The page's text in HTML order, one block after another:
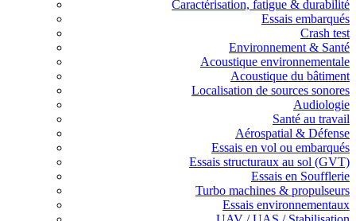
Caractérisation, fatigue & durabilité
Essais embarqués
Crash test
Environnement & Santé
Acoustique environnementale
Acoustique du bâtiment
Localisation de sources sonores
Audiologie
Santé au travail
Aérospatial & Défense
Essais en vol ou embarqués
Essais structuraux au sol (GVT)
Essais en Soufflerie
Turbo machines & propulseurs
Essais environnementaux